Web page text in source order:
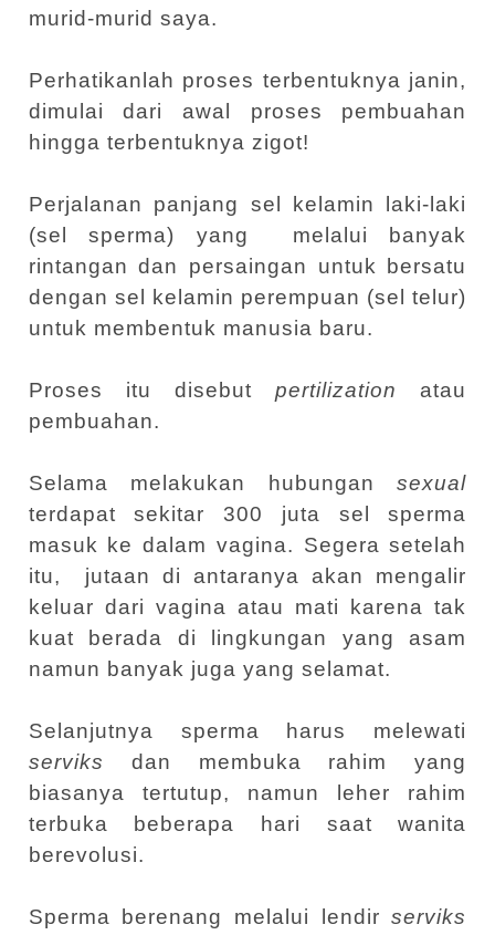
murid-murid saya.
Perhatikanlah proses terbentuknya janin,
dimulai dari awal proses pembuahan
hingga terbentuknya zigot!
Perjalanan panjang sel kelamin laki-laki
(sel sperma) yang
melalui banyak
rintangan dan persaingan untuk bersatu
dengan sel kelamin perempuan (sel telur)
untuk membentuk manusia baru.
Proses itu disebutpertilization
atau
pembuahan.
Selama melakukan hubungansexual
terdapat sekitar 300 juta sel sperma
masuk ke dalam vagina. Segera setelah
itu,
jutaan di antaranya akan mengalir
keluar dari vagina atau mati karena tak
kuat berada di lingkungan yang asam
namun banyak juga yang selamat.
Selanjutnya sperma harus melewati
serviks dan membuka rahim yang
biasanya tertutup, namun leher rahim
terbuka beberapa hari saat wanita
berevolusi.
Sperma berenang melalui lendirserviks